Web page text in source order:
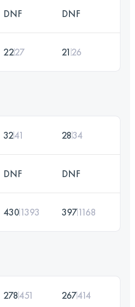
DNF DNF
2227 21 26
3241 2834
DNF DNF
4301393 3971168
278451 267414